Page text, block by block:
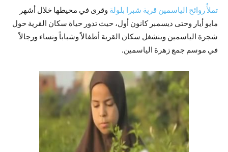
تملأُ روائح الياسمين قرية شبرا بلولة وقرى في محيطها خلال أشهر
مايو أيار وحتى ديسمبر كانون أول، حيث تدور حياة سكان القرية حول
شجرة الياسمين وينشغل سكان القرية أطفالاً وشباباً ونساء ورجالاً
في موسم جمع زهرة الياسمين.